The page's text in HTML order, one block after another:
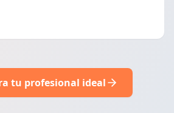
tu profesional ideal